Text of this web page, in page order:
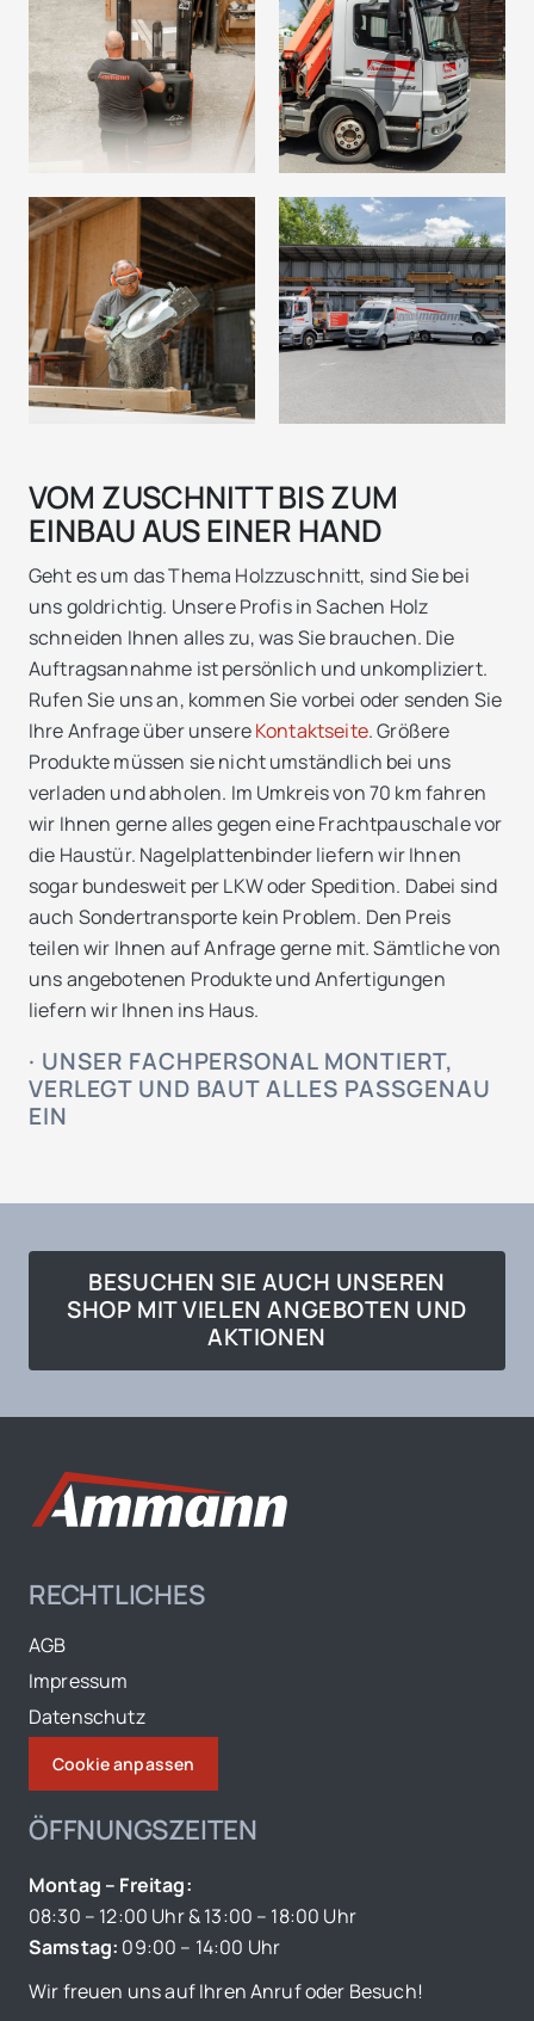
VOM ZUSCHNITT BIS ZUM
EINBAU AUS EINER HAND
Geht es um das Thema Holzzuschnitt, sind Sie bei
uns goldrichtig. Unsere Profis in Sachen Holz
schneiden Ihnen alles zu, was Sie brauchen. Die
Auftragsannahme ist persönlich und unkompliziert.
Rufen Sie uns an, kommen Sie vorbei oder senden Sie
Ihre Anfrage über unsereKontaktseite. Größere
Produkte müssen sie nicht umständlich bei uns
verladen und abholen. Im Umkreis von 70 km fahren
wir Ihnen gerne alles gegen eine Frachtpauschale vor
die Haustür. Nagelplattenbinder liefern wir Ihnen
sogar bundesweit per LKW oder Spedition. Dabei sind
auch Sondertransporte kein Problem. Den Preis
teilen wir Ihnen auf Anfrage gerne mit. Sämtliche von
uns angebotenen Produkte und Anfertigungen
liefern wir Ihnen ins Haus.
· UNSER FACHPERSONAL MONTIERT,
VERLEGT UND BAUT ALLES PASSGENAU
EIN
BESUCHEN SIE AUCH UNSEREN
SHOP MIT VIELEN ANGEBOTEN UND
AKTIONEN
RECHTLICHES
AGB
Impressum
Datenschutz
Cookie anpassen
ÖFFNUNGSZEITEN
Montag – Freitag:
08:30 – 12:00 Uhr & 13:00 – 18:00 Uhr
Samstag: 09:00 – 14:00 Uhr
Wir freuen uns auf Ihren Anruf oder Besuch!